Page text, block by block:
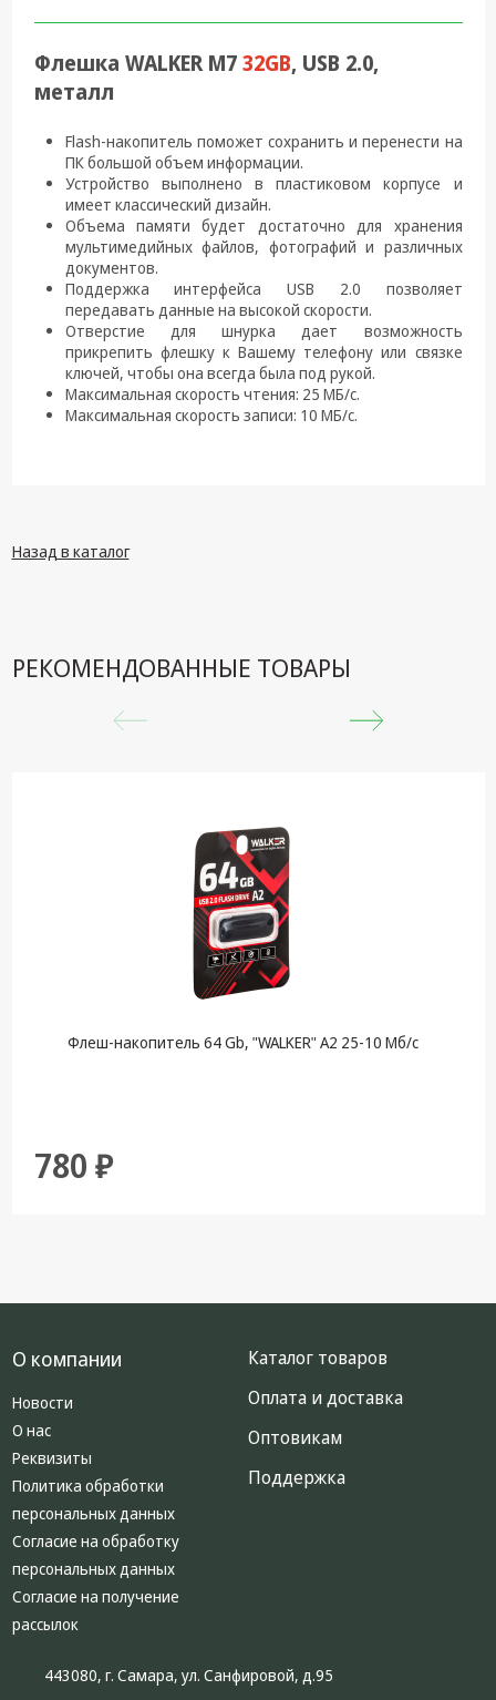
Климатическая
Электрика
Товары для
дома и Бытовая
техника
Компьютерные
комплектующие
Системы
безопасности
Флешка WALKER M7 32GB, USB 2.0,
металл
Flash-накопитель поможет сохранить и перенести на
ПК большой объем информации.
Устройство выполнено в пластиковом корпусе и
имеет классический дизайн.
Объема памяти будет достаточно для хранения
мультимедийных файлов, фотографий и различных
документов.
Поддержка интерфейса USB 2.0 позволяет
передавать данные на высокой скорости.
Отверстие для шнурка дает возможность
прикрепить флешку к Вашему телефону или связке
ключей, чтобы она всегда была под рукой.
Максимальная скорость чтения: 25 МБ/с.
Максимальная скорость записи: 10 МБ/с.
Назад в каталог
РЕКОМЕНДОВАННЫЕ ТОВАРЫ
Флеш-накопитель 64 Gb, "WALKER" A2 25-10 Мб/с
780 ₽
О компании
Новости
О нас
Реквизиты
Политика обработки
персональных данных
Согласие на обработку
персональных данных
Согласие на получение
рассылок
Каталог товаров
Оплата и доставка
Оптовикам
Поддержка
443080, г. Самара, ул. Санфировой, д.95